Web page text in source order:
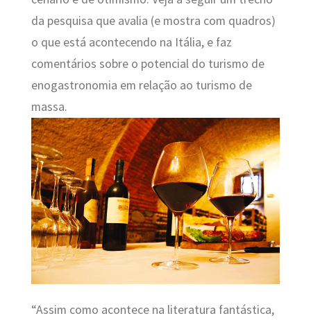
da pesquisa que avalia (e mostra com quadros)
o que está acontecendo na Itália, e faz
comentários sobre o potencial do turismo de
enogastronomia em relação ao turismo de
massa.
“Assim como acontece na literatura fantástica,